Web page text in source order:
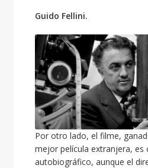
Guido Fellini.
Por otro lado, el filme,
mejor película extranjera, es
autobiográfico, aunque el